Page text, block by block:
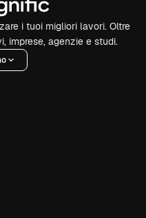
i tuoi migliori lavori. Oltre
imprese, agenzie e studi.